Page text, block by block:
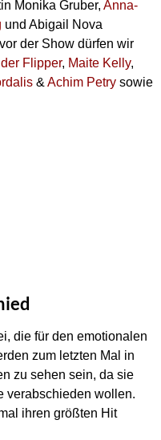
Monika Gruber, Anna-
und Abigail Nova
der Show dürfen wir
Flipper, Maite Kelly,
& Achim Petry sowie
die für den emotionalen
zum letzten Mal in
zu sehen sein, da sie
verabschieden wollen.
ihren größten Hit